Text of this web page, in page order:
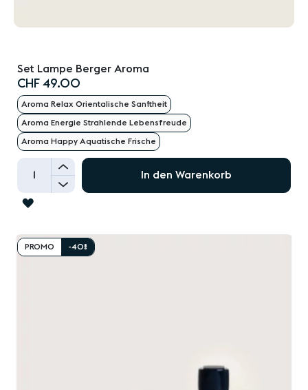
Set Lampe Berger Aroma
CHF 49.00
Aroma Relax Orientalische Sanftheit
Aroma Energie Strahlende Lebensfreude
Aroma Happy Aquatische Frische
+
-
In den Warenkorb
ZUR
HINZUFÜGEN
PROMO -40%